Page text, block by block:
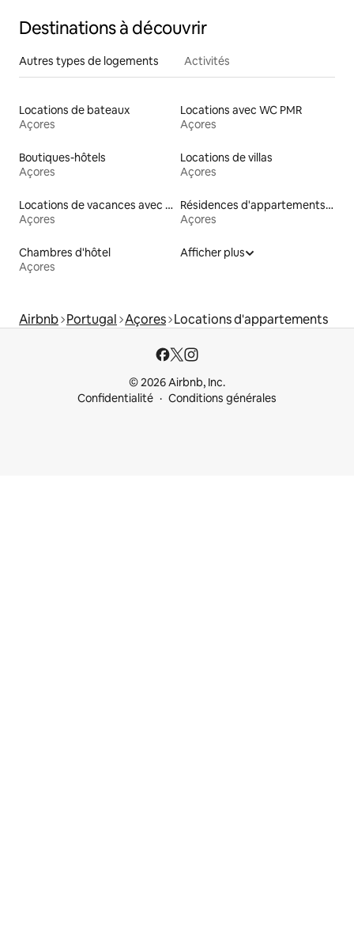
Destinations à découvrir
Autres types de logements Activités
Locations de bateaux
Açores
Locations avec WC PMR
Açores
Boutiques-hôtels
Açores
Locations de villas
Açores
Locations de vacances avec piscine
Açores
Résidences d'appartements en location
Açores
Chambres d'hôtel
Açores
Afficher plus
Airbnb Portugal Açores Locations d'appartements
© 2026 Airbnb, Inc.
Confidentialité
Conditions générales